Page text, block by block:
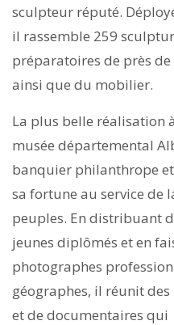
sculpteur réputé.
il rassemble 259
préparatoires de près
ainsi que du mobilier.
La plus belle réalisation
musée départemental
banquier philanthrope
sa fortune au service de
peuples. En distribuant
jeunes diplômés et en
photographes
géographes, il réunit
et de documentaires qui